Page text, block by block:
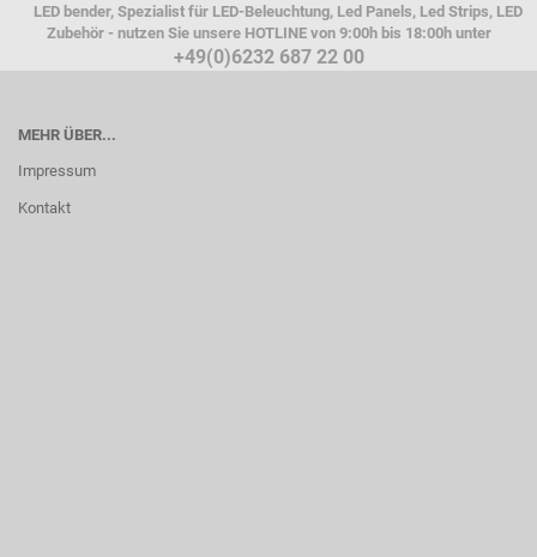
LED bender, Spezialist für LED-Beleuchtung, Led Panels, Led Strips, LED
Zubehör - nutzen Sie unsere HOTLINE von 9:00h bis 18:00h unter
+49(0)6232 687 22 00
MEHR ÜBER...
Impressum
Kontakt